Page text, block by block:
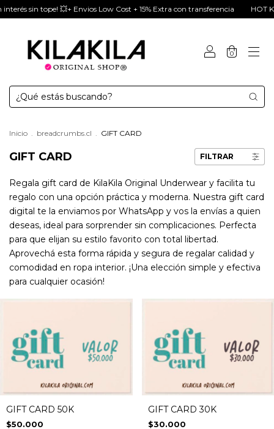
sin tope! 💥+ Envios Low Cost + 15% Extra con transferencia HOT
0
Inicio . breadcrumbs.cl . GIFT CARD
GIFT CARD FILTRAR
Regala gift card de KilaKila Original Underwear y facilita tu
regalo con una opción práctica y moderna. Nuestra gift card
digital te la enviamos por WhatsApp y vos la envías a quien
deseas, ideal para sorprender sin complicaciones. Perfecta
para que elijan su estilo favorito con total libertad.
Aprovechá esta forma rápida y segura de regalar calidad y
comodidad en ropa interior. ¡Una elección simple y efectiva
para cualquier ocasión!
GIFT CARD 50K
$50.000
GIFT CARD 30K
$30.000